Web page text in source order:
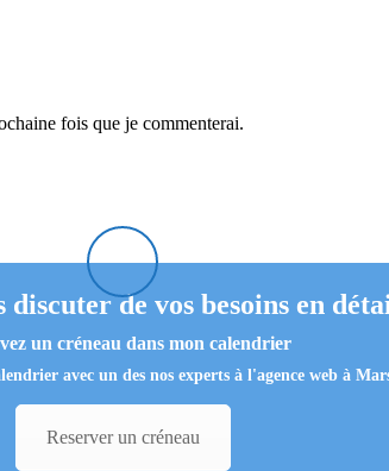
fois que je commenterai.
discuter de vos besoins en
un créneau dans mon calendrier
avec un des nos experts à l'agence web à
Reserver un créneau